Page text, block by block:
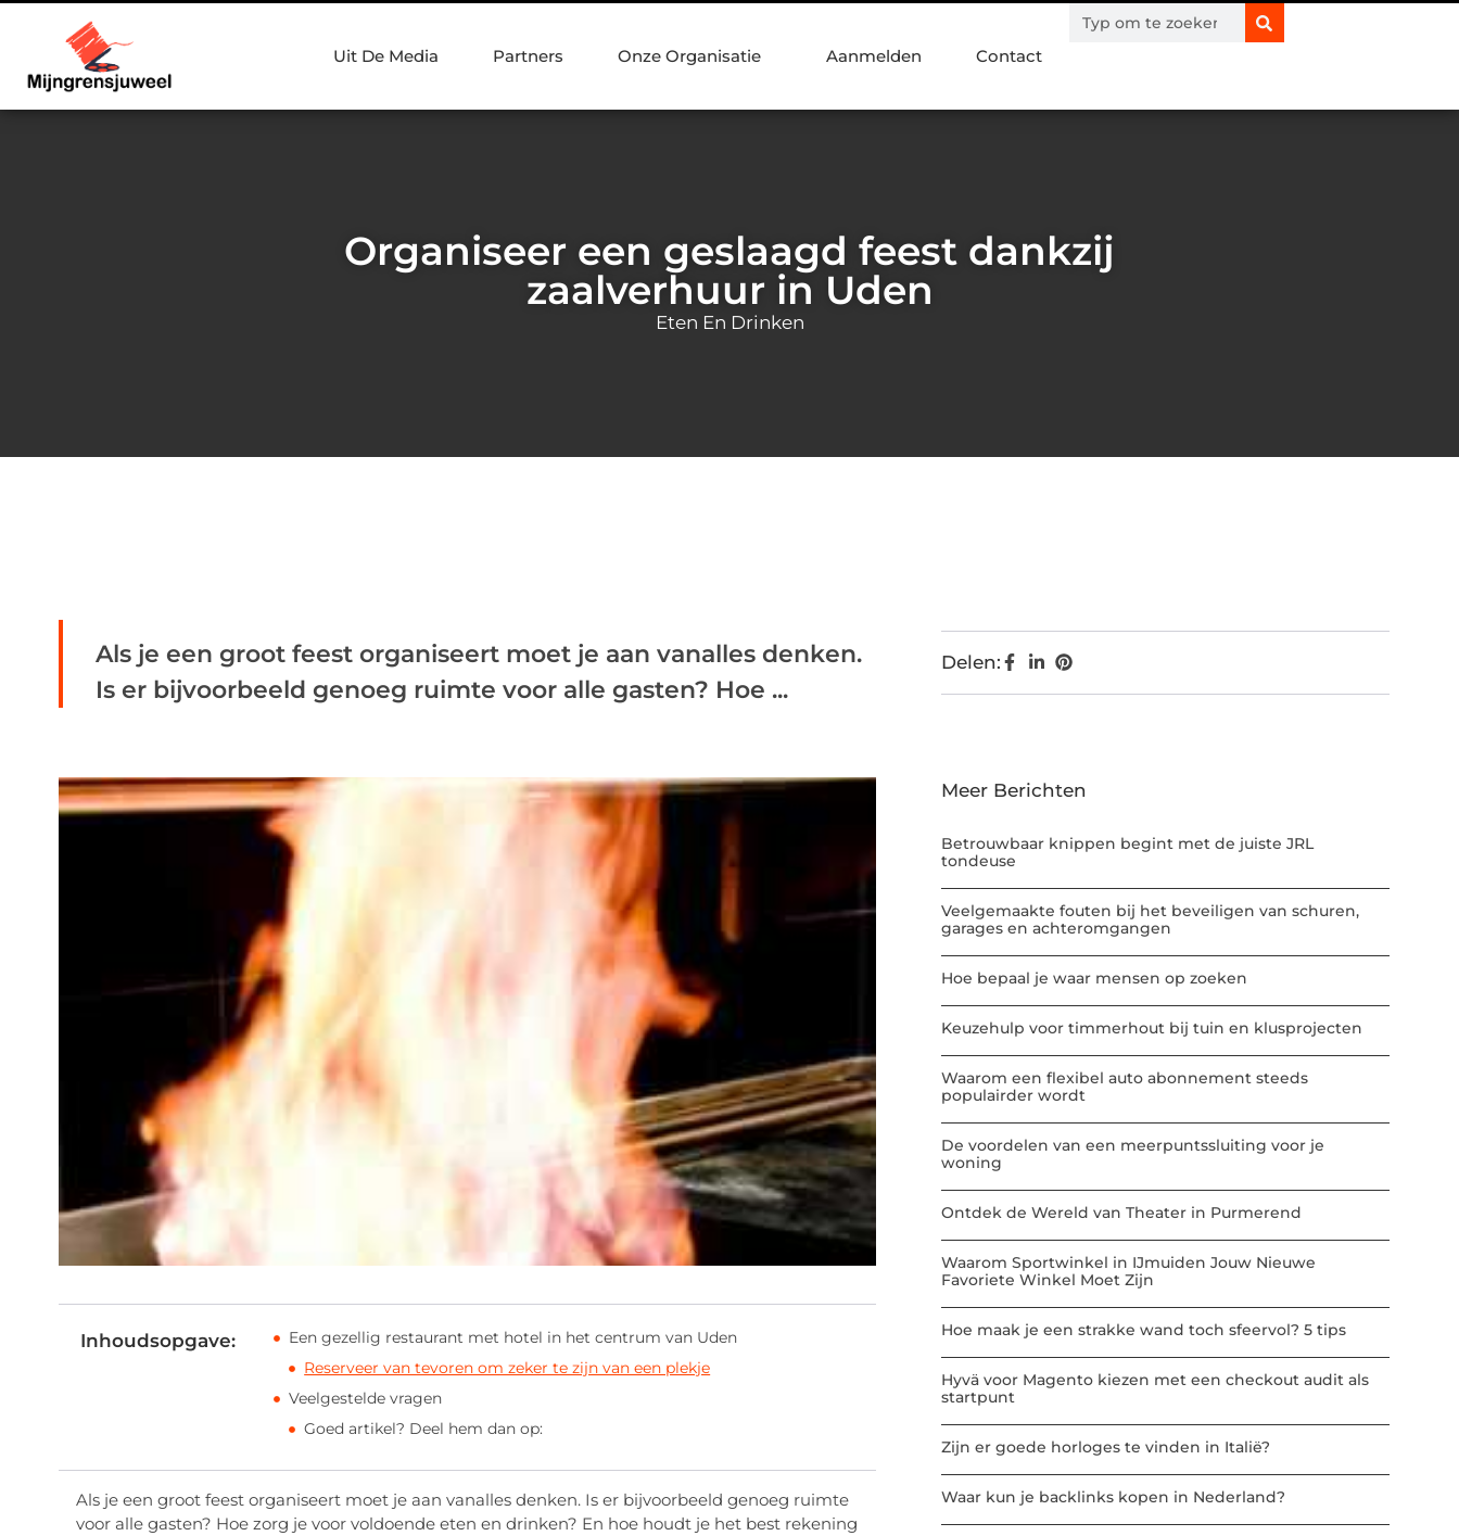
Uit De Media Partners Onze Organisatie Aanmelden Contact
Organiseer een geslaagd feest dankzij
zaalverhuur in Uden
Eten En Drinken
Als je een groot feest organiseert moet je aan vanalles denken.
Is er bijvoorbeeld genoeg ruimte voor alle gasten? Hoe ...
Inhoudsopgave:
Een gezellig restaurant met hotel in het centrum van Uden
Reserveer van tevoren om zeker te zijn van een plekje
Veelgestelde vragen
Goed artikel? Deel hem dan op:
Als je een groot feest organiseert moet je aan vanalles denken. Is er bijvoorbeeld genoeg ruimte
voor alle gasten? Hoe zorg je voor voldoende eten en drinken? En hoe houdt je het best rekening
Delen:
Meer Berichten
Betrouwbaar knippen begint met de juiste JRL
tondeuse
Veelgemaakte fouten bij het beveiligen van schuren,
garages en achteromgangen
Hoe bepaal je waar mensen op zoeken
Keuzehulp voor timmerhout bij tuin en klusprojecten
Waarom een flexibel auto abonnement steeds
populairder wordt
De voordelen van een meerpuntssluiting voor je
woning
Ontdek de Wereld van Theater in Purmerend
Waarom Sportwinkel in IJmuiden Jouw Nieuwe
Favoriete Winkel Moet Zijn
Hoe maak je een strakke wand toch sfeervol? 5 tips
Hyvä voor Magento kiezen met een checkout audit als
startpunt
Zijn er goede horloges te vinden in Italië?
Waar kun je backlinks kopen in Nederland?